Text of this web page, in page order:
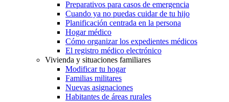
Preparativos para casos de emergencia
Cuando ya no puedas cuidar de tu hijo
Planificación centrada en la persona
Hogar médico
Cómo organizar los expedientes médicos
El registro médico electrónico
Vivienda y situaciones familiares
Modificar tu hogar
Familias militares
Nuevas asignaciones
Habitantes de áreas rurales